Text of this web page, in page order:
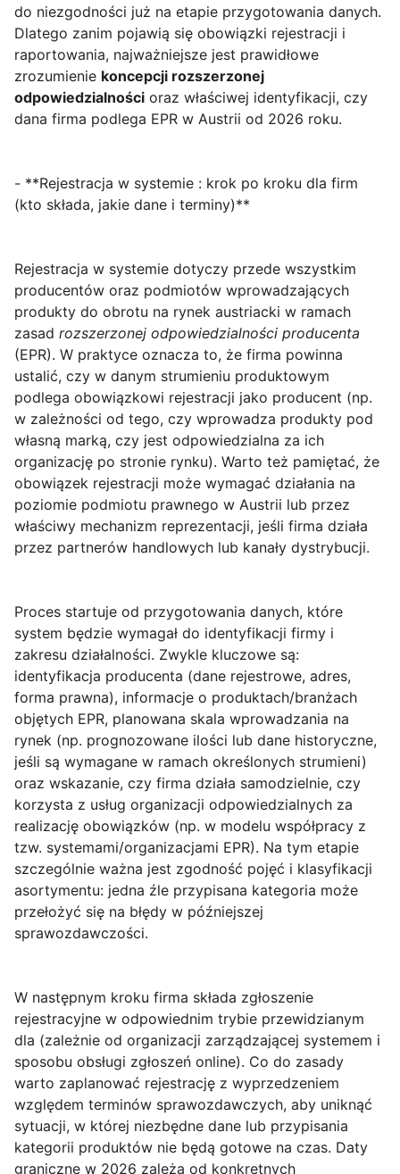
do niezgodności już na etapie przygotowania danych.
Dlatego zanim pojawią się obowiązki rejestracji i
raportowania, najważniejsze jest prawidłowe
zrozumienie koncepcji rozszerzonej
odpowiedzialności oraz właściwej identyfikacji, czy
dana firma podlega EPR w Austrii od 2026 roku.
- **Rejestracja w systemie : krok po kroku dla firm
(kto składa, jakie dane i terminy)**
Rejestracja w systemie dotyczy przede wszystkim
producentów oraz podmiotów wprowadzających
produkty do obrotu na rynek austriacki w ramach
zasad rozszerzonej odpowiedzialności producenta
(EPR). W praktyce oznacza to, że firma powinna
ustalić, czy w danym strumieniu produktowym
podlega obowiązkowi rejestracji jako producent (np.
w zależności od tego, czy wprowadza produkty pod
własną marką, czy jest odpowiedzialna za ich
organizację po stronie rynku). Warto też pamiętać, że
obowiązek rejestracji może wymagać działania na
poziomie podmiotu prawnego w Austrii lub przez
właściwy mechanizm reprezentacji, jeśli firma działa
przez partnerów handlowych lub kanały dystrybucji.
Proces startuje od przygotowania danych, które
system będzie wymagał do identyfikacji firmy i
zakresu działalności. Zwykle kluczowe są:
identyfikacja producenta (dane rejestrowe, adres,
forma prawna), informacje o produktach/branżach
objętych EPR, planowana skala wprowadzania na
rynek (np. prognozowane ilości lub dane historyczne,
jeśli są wymagane w ramach określonych strumieni)
oraz wskazanie, czy firma działa samodzielnie, czy
korzysta z usług organizacji odpowiedzialnych za
realizację obowiązków (np. w modelu współpracy z
tzw. systemami/organizacjami EPR). Na tym etapie
szczególnie ważna jest zgodność pojęć i klasyfikacji
asortymentu: jedna źle przypisana kategoria może
przełożyć się na błędy w późniejszej
sprawozdawczości.
W następnym kroku firma składa zgłoszenie
rejestracyjne w odpowiednim trybie przewidzianym
dla (zależnie od organizacji zarządzającej systemem i
sposobu obsługi zgłoszeń online). Co do zasady
warto zaplanować rejestrację z wyprzedzeniem
względem terminów sprawozdawczych, aby uniknąć
sytuacji, w której niezbędne dane lub przypisania
kategorii produktów nie będą gotowe na czas. Daty
graniczne w 2026 zależą od konkretnych